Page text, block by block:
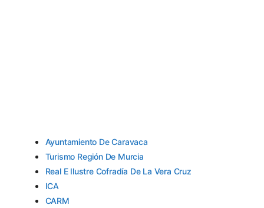
Ayuntamiento De Caravaca
Turismo Región De Murcia
Real E Ilustre Cofradía De La Vera Cruz
ICA
CARM